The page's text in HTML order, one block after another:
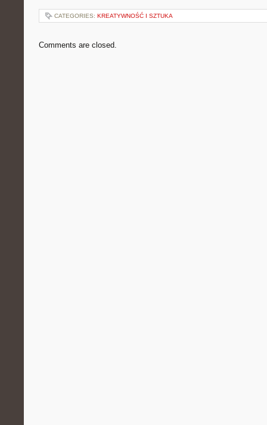
CATEGORIES: KREATYWNOŚĆ I SZTUKA
Comments are closed.